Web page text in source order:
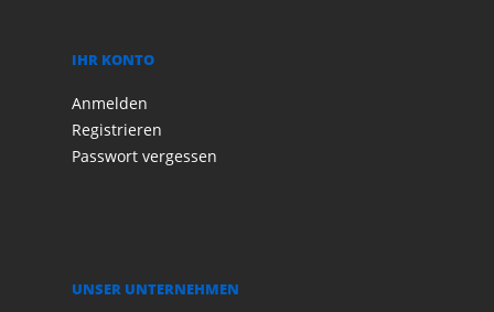
IHR KONTO
Anmelden
Registrieren
Passwort vergessen
UNSER UNTERNEHMEN